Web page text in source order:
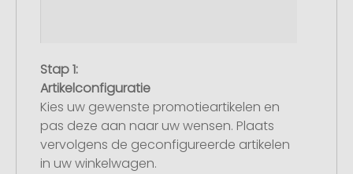
Stap 1:
Artikelconfiguratie
Kies uw gewenste promotieartikelen en
pas deze aan naar uw wensen. Plaats
vervolgens de geconfigureerde artikelen
in uw winkelwagen.